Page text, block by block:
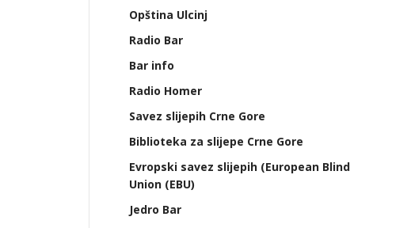
Opština Ulcinj
Radio Bar
Bar info
Radio Homer
Savez slijepih Crne Gore
Biblioteka za slijepe Crne Gore
Evropski savez slijepih (European Blind
Union (EBU)
Jedro Bar